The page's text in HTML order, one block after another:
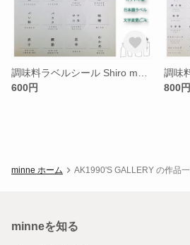
600円
調味
800円
minne ホーム AK1990'S GALLERY の作品
minneを知る